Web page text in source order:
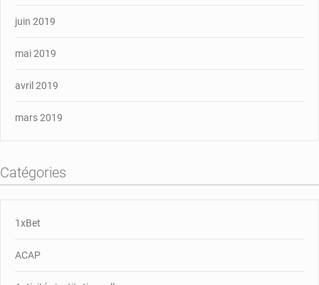
juin 2019
mai 2019
avril 2019
mars 2019
Catégories
1xBet
ACAP